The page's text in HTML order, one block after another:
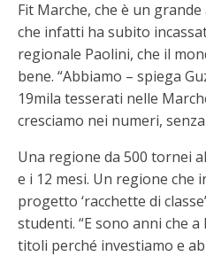
Fit Marche, che è un
che infatti ha subito
regionale Paolini, che il
bene. “Abbiamo – spiega
19mila tesserati nelle
cresciamo nei numeri, senza
Una regione da 500 tornei
e i 12 mesi. Un regione che
progetto ‘racchette di
studenti. “E sono anni che
titoli perché investiamo e